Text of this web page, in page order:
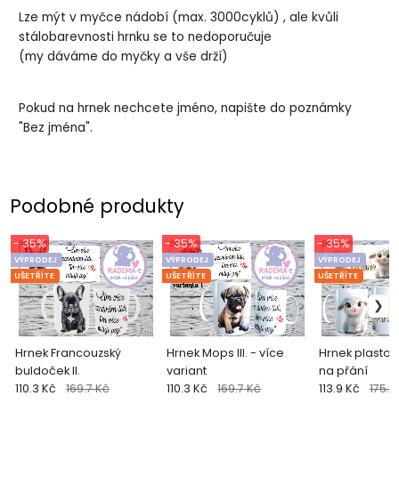
Lze mýt v myčce nádobí (max. 3000cyklů) , ale kvůli
stálobarevnosti hrnku se to nedoporučuje
(my dáváme do myčky a vše drží)
Pokud na hrnek nechcete jméno, napište do poznámky
"Bez jména".
Podobné produkty
Hrnek Francouzský
buldoček II.
VÝPRODEJ
UŠETŘÍTE
- 35%
110.3 Kč 169.7 Kč
Hrnek Mops III. - více
variant
VÝPRODEJ
UŠETŘÍTE
- 35%
110.3 Kč 169.7 Kč
Hrnek
na přání
VÝPRODEJ
UŠETŘÍTE
- 35%
113.9 Kč